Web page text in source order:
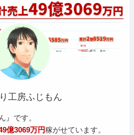
工房ふじもん
』です。
億3069万円稼がせています。